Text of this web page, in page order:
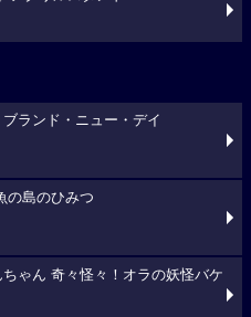
ランド・ニュー・デイ
の島のひみつ
ゃん 奇々怪々！オラの妖怪バケ